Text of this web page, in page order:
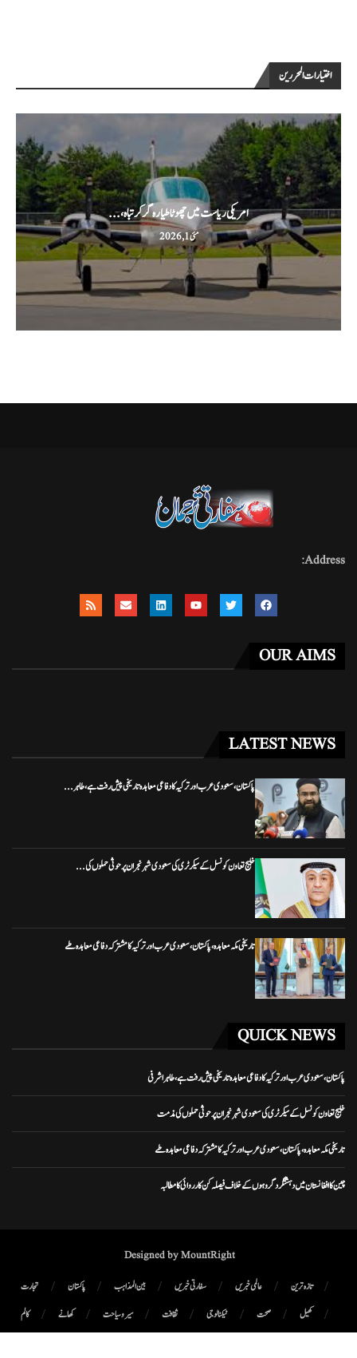
اختيارات المحررين
امریکی ریاست میں چھوٹا طیارہ گر کر تباہ،...
مئی 1, 2026
Address:
OUR AIMS
LATEST NEWS
پاکستان، سعودی عرب اور ترکیہ کا دفاعی معاہدہ تاریخی پیش رفت ہے، طاہر...
خلیج تعاون کونسل کے سیکرٹری کی سعودی شہر نجران پر حوثی حملوں کی...
تاریخی مکہ معاہدہ، پاکستان، سعودی عرب اور ترکیہ کا مشترکہ دفاعی معاہدہ طے
QUICK NEWS
پاکستان، سعودی عرب اور ترکیہ کا دفاعی معاہدہ تاریخی پیش رفت ہے، طاہر اشرفی
خلیج تعاون کونسل کے سیکرٹری کی سعودی شہر نجران پر حوثی حملوں کی مذمت
تاریخی مکہ معاہدہ، پاکستان، سعودی عرب اور ترکیہ کا مشترکہ دفاعی معاہدہ طے
چین کا افغانستان میں دہشتگرد گروہوں کے خلاف فیصلہ کن کارروائی کا مطالبہ
Designed by MountRight
تازہ ترین عالمی خبریں سفارتی خبریں بین المذاہب پاکستان
تجارت
کھیل
صحت ٹیکنالوجی ثقافت سیر و سیاحت کھانے
کالم